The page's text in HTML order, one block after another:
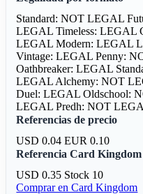
Standard: NOT LEGAL
LEGALTimeless: LEGAL
LEGALModern: LEGAL
Vintage: LEGALPenny:
Oathbreaker: LEGAL
LEGAL Alchemy: NOT
Duel: LEGALOldschool:
LEGALPredh: NOT
Referencias de precio
USD 0.04EUR 0.10
Referencia Card Kingdom
USD 0.35 Stock 10
Comprar en Card Kingdom